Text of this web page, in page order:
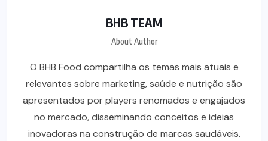
BHB TEAM
About Author
O BHB Food compartilha os temas mais atuais e
relevantes sobre marketing, saúde e nutrição são
apresentados por players renomados e engajados
no mercado, disseminando conceitos e ideias
inovadoras na construção de marcas saudáveis.